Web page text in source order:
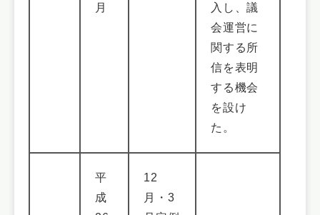
月
入し、議
会運営に
関する所
信を表明
する機会
を設け
た。
平
成
12
月・3